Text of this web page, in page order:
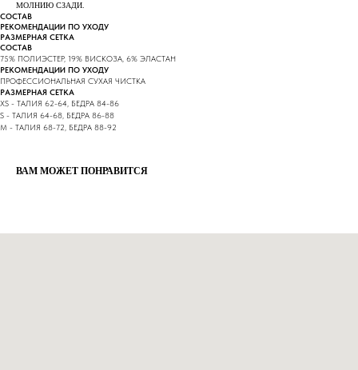
МОЛНИЮ СЗАДИ.
СОСТАВ
РЕКОМЕНДАЦИИ ПО УХОДУ
РАЗМЕРНАЯ СЕТКА
СОСТАВ
75% ПОЛИЭСТЕР, 19% ВИСКОЗА, 6% ЭЛАСТАН
РЕКОМЕНДАЦИИ ПО УХОДУ
ПРОФЕССИОНАЛЬНАЯ СУХАЯ ЧИСТКА
РАЗМЕРНАЯ СЕТКА
XS - ТАЛИЯ 62-64, БЕДРА 84-86
S - ТАЛИЯ 64-68, БЕДРА 86-88
М - ТАЛИЯ 68-72, БЕДРА 88-92
ВАМ МОЖЕТ ПОНРАВИТСЯ